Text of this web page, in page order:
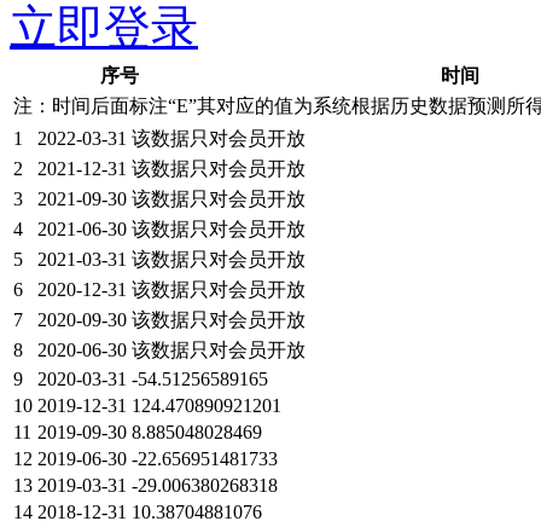
立即登录
序号
时间
注：时间后面标注“E”其对应的值为系统根据历史数据预测所
1
2022-03-31 该数据只对会员开放
2
2021-12-31 该数据只对会员开放
3
2021-09-30 该数据只对会员开放
4
2021-06-30 该数据只对会员开放
5
2021-03-31 该数据只对会员开放
6
2020-12-31 该数据只对会员开放
7
2020-09-30 该数据只对会员开放
8
2020-06-30 该数据只对会员开放
9
2020-03-31 -54.51256589165
10 2019-12-31 124.470890921201
11 2019-09-30 8.885048028469
12 2019-06-30 -22.656951481733
13 2019-03-31 -29.006380268318
14 2018-12-31 10.38704881076